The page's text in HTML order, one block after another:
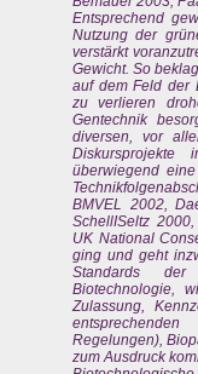
Entsprechend
Nutzung der
verstärkt
Gewicht. So
auf dem Feld der
zu verlieren
Gentechnik
diversen, vor
Diskursprojekte
überwiegend
BMVEL 2002,
SchellISeltz
UK National
ging und geht
Standards
Biotechnologie,
Zulassung,
Regelungen),
zum Ausdruck